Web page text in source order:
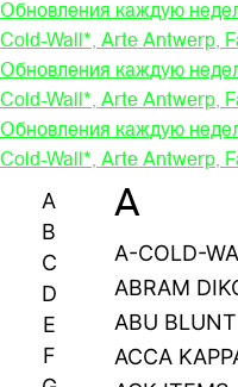
Обновления каждую
Cold-Wall*, Arte Antwerp,
Обновления каждую
Cold-Wall*, Arte Antwerp,
Обновления каждую
Cold-Wall*, Arte Antwerp,
A
B
C
D
E
F
A
A-COLD-
ABRAM
ABU BLUNT
ACCA